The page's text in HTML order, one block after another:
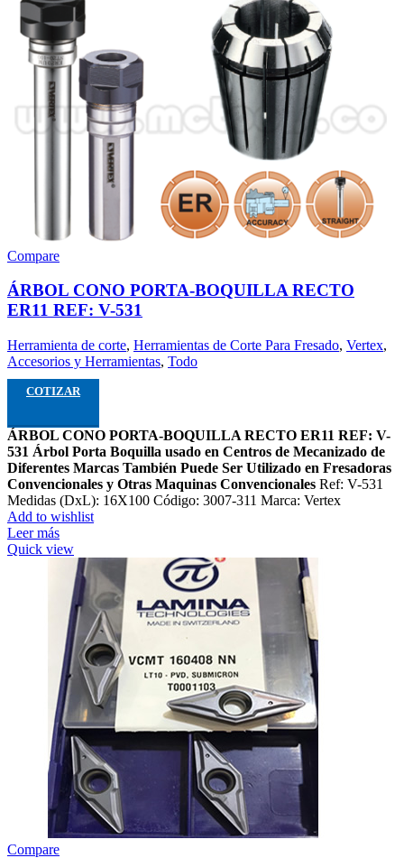
Compare
ÁRBOL CONO PORTA-BOQUILLA RECTO
ER11 REF: V-531
Herramienta de corte, Herramientas de Corte Para Fresado, Vertex,
Accesorios y Herramientas, Todo
COTIZAR
ÁRBOL CONO PORTA-BOQUILLA RECTO ER11 REF: V-
531 Árbol Porta Boquilla usado en Centros de Mecanizado de
Diferentes Marcas También Puede Ser Utilizado en Fresadoras
Convencionales y Otras Maquinas Convencionales Ref: V-531
Medidas (DxL): 16X100 Código: 3007-311 Marca: Vertex
Add to wishlist
Leer más
Quick view
Compare